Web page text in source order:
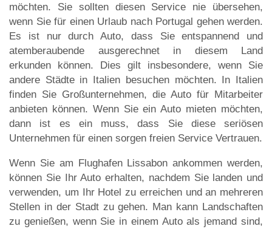
möchten. Sie sollten diesen Service nie übersehen,
wenn Sie für einen Urlaub nach Portugal gehen werden.
Es ist nur durch Auto, dass Sie entspannend und
atemberaubende ausgerechnet in diesem Land
erkunden können. Dies gilt insbesondere, wenn Sie
andere Städte in Italien besuchen möchten. In Italien
finden Sie Großunternehmen, die Auto für Mitarbeiter
anbieten können. Wenn Sie ein Auto mieten möchten,
dann ist es ein muss, dass Sie diese seriösen
Unternehmen für einen sorgen freien Service Vertrauen.
Wenn Sie am Flughafen Lissabon ankommen werden,
können Sie Ihr Auto erhalten, nachdem Sie landen und
verwenden, um Ihr Hotel zu erreichen und an mehreren
Stellen in der Stadt zu gehen. Man kann Landschaften
zu genießen, wenn Sie in einem Auto als jemand sind,